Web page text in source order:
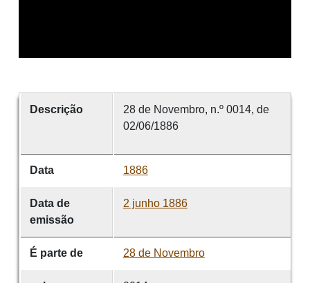
Descrição
28 de Novembro, n.º 0014, de
02/06/1886
Data 1886
Data de
emissão
2 junho 1886
É parte de 28 de Novembro